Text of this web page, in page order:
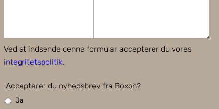
Ved at indsende denne formular accepterer du vores
integritetspolitik.
Accepterer du nyhedsbrev fra Boxon?
Ja